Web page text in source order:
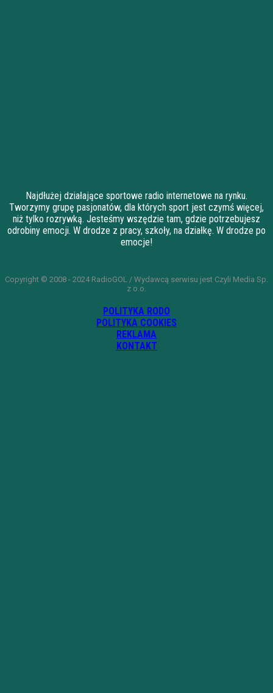
Najdłużej działające sportowe radio internetowe na rynku.
Tworzymy grupę pasjonatów, dla których sport jest czymś więcej,
niż tylko rozrywką. Jesteśmy wszędzie tam, gdzie potrzebujesz
odrobiny emocji. W drodze z pracy, szkoły, na działkę. W drodze po
emocje!
Copyright © 2008 - 2024 RadioGOL / Wydawcą serwisu jest Czyli Media Sp.
z o.o.
POLITYKA RODO
POLITYKA COOKIES
REKLAMA
KONTAKT